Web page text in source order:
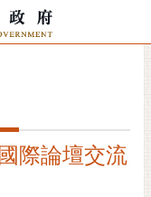
際論壇交流